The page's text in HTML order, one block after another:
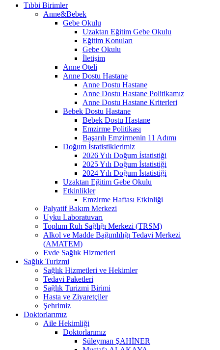
Tıbbi Birimler
Anne&Bebek
Gebe Okulu
Uzaktan Eğitim Gebe Okulu
Eğitim Konuları
Gebe Okulu
İletişim
Anne Oteli
Anne Dostu Hastane
Anne Dostu Hastane
Anne Dostu Hastane Politikamız
Anne Dostu Hastane Kriterleri
Bebek Dostu Hastane
Bebek Dostu Hastane
Emzirme Politikası
Başarılı Emzirmenin 11 Adımı
Doğum İstatistiklerimiz
2026 Yılı Doğum İstatistiği
2025 Yılı Doğum İstatistiği
2024 Yılı Doğum İstatistiği
Uzaktan Eğitim Gebe Okulu
Etkinlikler
Emzirme Haftası Etkinliği
Palyatif Bakım Merkezi
Uyku Laboratuvarı
Toplum Ruh Sağlığı Merkezi (TRSM)
Alkol ve Madde Bağımlılığı Tedavi Merkezi
(AMATEM)
Evde Sağlık Hizmetleri
Sağlık Turizmi
Sağlık Hizmetleri ve Hekimler
Tedavi Paketleri
Sağlık Turizmi Birimi
Hasta ve Ziyaretçiler
Şehrimiz
Doktorlarımız
Aile Hekimliği
Doktorlarımız
Süleyman ŞAHİNER